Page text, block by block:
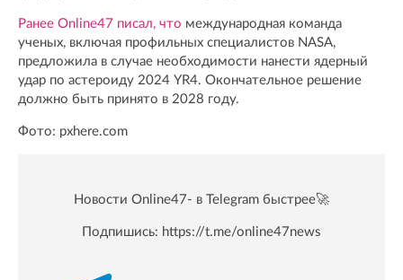
Ранее Online47 писал, что международная команда
ученых, включая профильных специалистов NASA,
предложила в случае необходимости нанести ядерный
удар по астероиду 2024 YR4. Окончательное решение
должно быть принято в 2028 году.
Фото: pxhere.com
Новости Online47- в Telegram быстрее🚀
Подпишись: https://t.me/online47news